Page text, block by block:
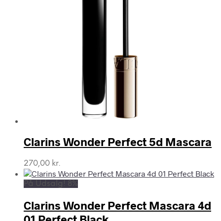
Clarins Wonder Perfect 5d Mascara
270,00 kr.
På Udsalg! 8%
Clarins Wonder Perfect Mascara 4d